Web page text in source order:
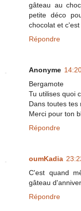
gâteau au
petite déco
chocolat et c'est
Répondre
Anonyme
Bergamote
Tu utilises quoi
Dans toutes tes
Merci pour ton
Répondre
oumKadia
C'est quand
gâteau
Répondre